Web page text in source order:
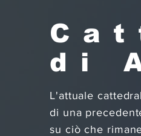
di
L'attuale
di una
su ciò che